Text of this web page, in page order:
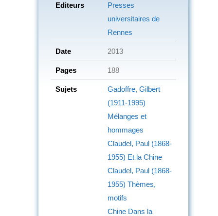
Editeurs
Presses
universitaires de
Rennes
Date 2013
Pages 188
Sujets
Gadoffre, Gilbert
(1911-1995)
Mélanges et
hommages
Claudel, Paul (1868-
1955) Et la Chine
Claudel, Paul (1868-
1955) Thèmes,
motifs
Chine Dans la